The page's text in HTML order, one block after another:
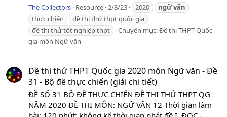
The Collectors Resource 2/8/23 2020 ngữvăn
thực chiến
đề thi thử thpt quốc gia
đề thi thử tốt nghiệp thpt
Chuyên mục:Đề thi THPT Quốc
gia môn Ngữ văn
Đề thi thử THPT Quốc gia 2020 môn Ngữ văn - Đề
31 - Bộ đề thực chiến (giải chi tiết)
ĐỀ SỐ 31 BỘ ĐỀ THỰC CHIẾN ĐỀ THI THỬ THPT QG
NĂM 2020 ĐỀ THI MÔN: NGỮ VĂN 12 Thời gian làm